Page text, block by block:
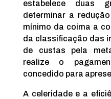
estabelece duas
determinar a
mínimo da coima a
da classificação das
de custas pela
realize o
concedido para
A celeridade e a